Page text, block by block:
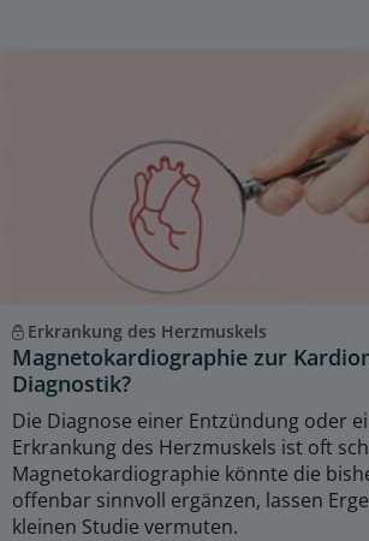
Erkrankung des Herzmuskels
Magnetokardiographie zur
Diagnostik?
Die Diagnose einer Entzündung oder
Erkrankung des Herzmuskels ist oft
Magnetokardiographie könnte die
offenbar sinnvoll ergänzen, lassen
kleinen Studie vermuten.